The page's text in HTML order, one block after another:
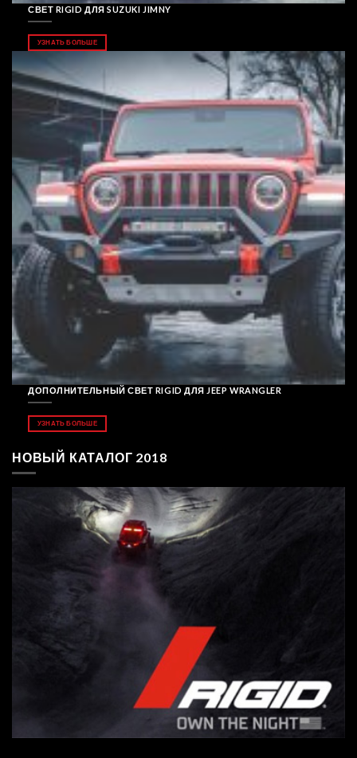
СВЕТ RIGID ДЛЯ SUZUKI JIMNY
УЗНАТЬ БОЛЬШЕ
ДОПОЛНИТЕЛЬНЫЙ СВЕТ RIGID ДЛЯ JEEP WRANGLER
УЗНАТЬ БОЛЬШЕ
НОВЫЙ КАТАЛОГ 2018